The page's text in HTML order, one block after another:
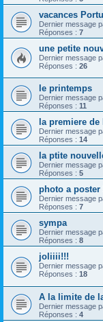
vacances
Dernier message
Réponses : 7
une petite
Dernier message
Réponses : 26
le printemps
Dernier message
Réponses : 11
la premiere de
Dernier message
Réponses : 14
la ptite
Dernier message
Réponses : 5
photo a poster
Dernier message
Réponses : 7
sympa
Dernier message
Réponses : 8
joliiii!!!
Dernier message
Réponses : 18
A la limite de
Dernier message
Réponses : 4